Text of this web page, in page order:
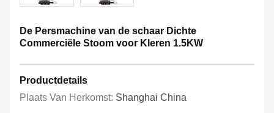
De Persmachine van de schaar Dichte
Commerciële Stoom voor Kleren 1.5KW
Productdetails
Plaats Van Herkomst: Shanghai China